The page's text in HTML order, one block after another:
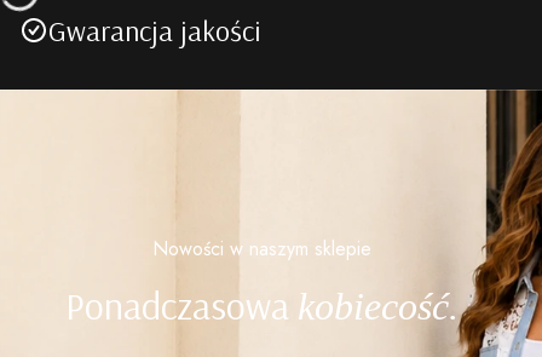
Gwarancja jakości
Nowości w naszym sklepie
Ponadczasowa kobiecość.